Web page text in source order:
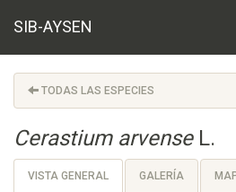
SIB-AYSEN
TODAS LAS ESPECIES
Cerastium arvenseL.
VISTA GENERAL GALERÍA